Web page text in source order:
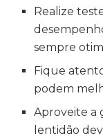
Realize
sempre
Fique
podem
Aproveite a
lentidão